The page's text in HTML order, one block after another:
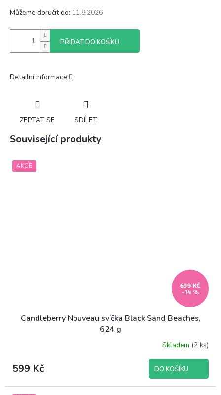
Můžeme doručit do: 11.8.2026
PŘIDAT DO KOŠÍKU
Detailní informace
ZEPTAT SE SDÍLET
Související produkty
AKCE
699 KČ
–14 %
Candleberry Nouveau svíčka Black Sand Beaches,
624 g
Skladem (2 ks)
599 Kč DO KOŠÍKU